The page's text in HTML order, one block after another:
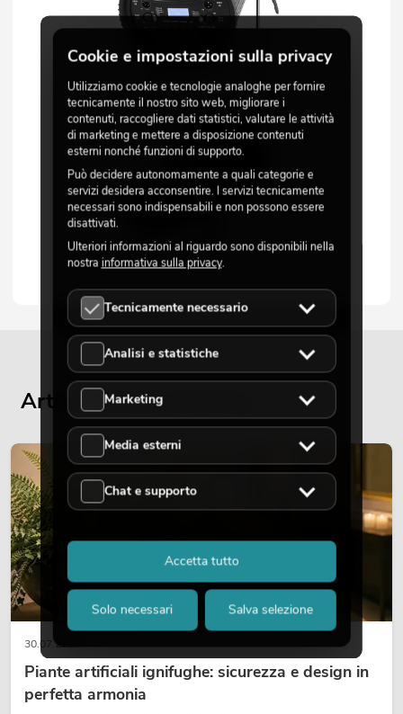
Articoli attuali del blog
30.07.2026
Piante artificiali ignifughe: sicurezza e design in
perfetta armonia
DECORAZIONE
Cookie e impostazioni sulla privacy
Utilizziamo cookie e tecnologie analoghe per fornire
tecnicamente il nostro sito web, migliorare i
contenuti, raccogliere dati statistici, valutare le attività
di marketing e mettere a disposizione contenuti
esterni nonché funzioni di supporto.
Può decidere autonomamente a quali categorie e
servizi desidera acconsentire. I servizi tecnicamente
necessari sono indispensabili e non possono essere
disattivati.
Ulteriori informazioni al riguardo sono disponibili nella
nostra informativa sulla privacy.
Tecnicamente necessario
Analisi e statistiche
Marketing
Media esterni
Chat e supporto
Solo necessari Salva selezione
Accetta tutto